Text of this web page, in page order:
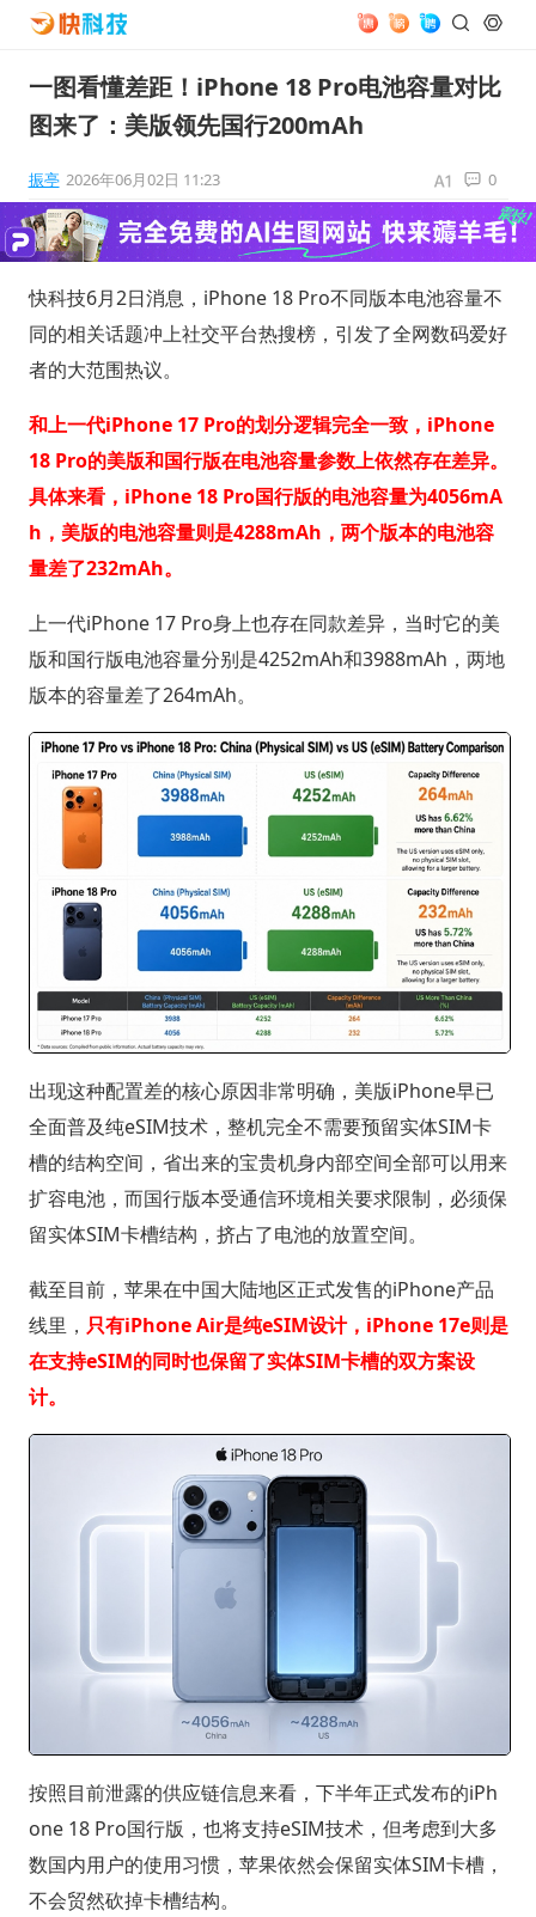
一图看懂差距！iPhone 18 Pro电池容量对比
图来了：美版领先国行200mAh
振亭 2026年06月02日 11:23 0
快科技6月2日消息，iPhone 18 Pro不同版本电池容量不
同的相关话题冲上社交平台热搜榜，引发了全网数码爱好
者的大范围热议。
和上一代iPhone 17 Pro的划分逻辑完全一致，iPhone
18 Pro的美版和国行版在电池容量参数上依然存在差异。
具体来看，iPhone 18 Pro国行版的电池容量为4056mA
h，美版的电池容量则是4288mAh，两个版本的电池容
量差了232mAh。
上一代iPhone 17 Pro身上也存在同款差异，当时它的美
版和国行版电池容量分别是4252mAh和3988mAh，两地
版本的容量差了264mAh。
出现这种配置差的核心原因非常明确，美版iPhone早已
全面普及纯eSIM技术，整机完全不需要预留实体SIM卡
槽的结构空间，省出来的宝贵机身内部空间全部可以用来
扩容电池，而国行版本受通信环境相关要求限制，必须保
留实体SIM卡槽结构，挤占了电池的放置空间。
截至目前，苹果在中国大陆地区正式发售的iPhone产品
线里， 只有iPhone Air是纯eSIM设计，iPhone 17e则是
在支持eSIM的同时也保留了实体SIM卡槽的双方案设
计。
按照目前泄露的供应链信息来看，下半年正式发布的iPh
one 18 Pro国行版，也将支持eSIM技术，但考虑到大多
数国内用户的使用习惯，苹果依然会保留实体SIM卡槽，
不会贸然砍掉卡槽结构。